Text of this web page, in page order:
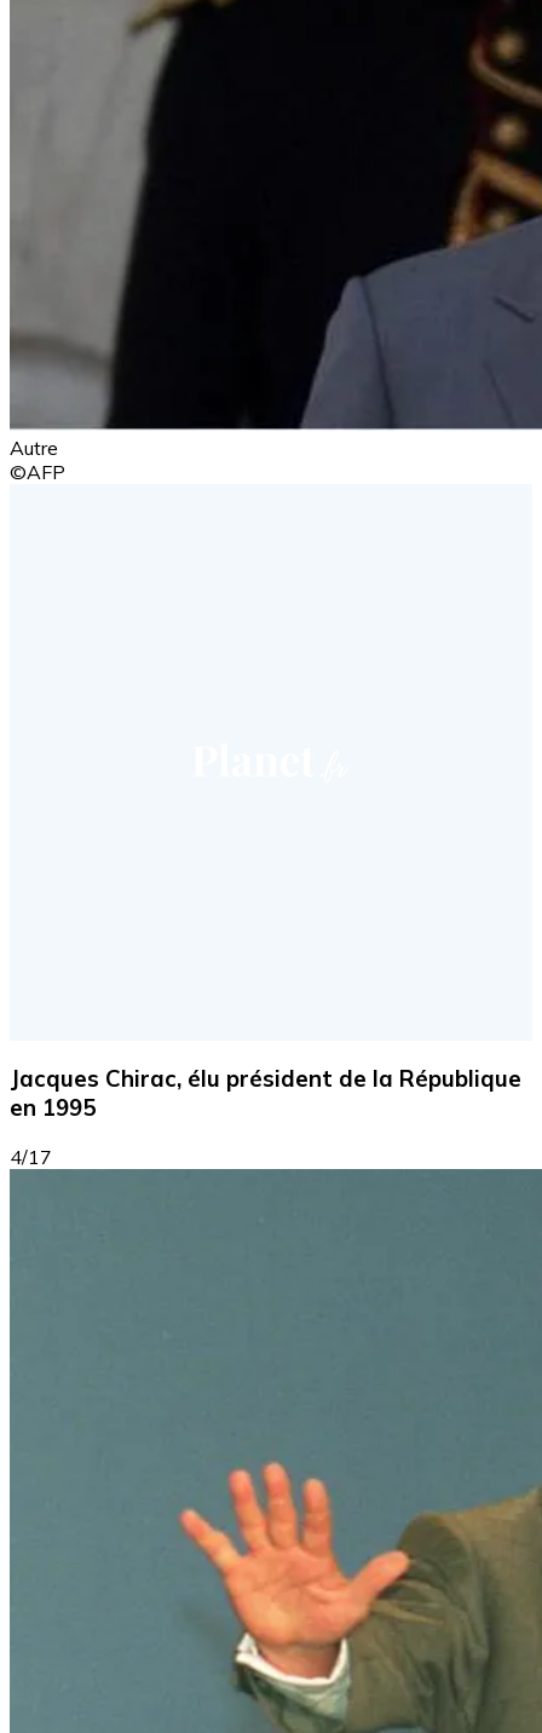
Autre
©AFP
Jacques Chirac, élu président de la République
en 1995
4/17